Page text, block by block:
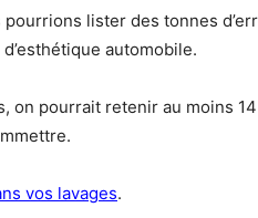
pourrions lister des tonnes
automobile.
on pourrait retenir au moins 14
vos lavages.